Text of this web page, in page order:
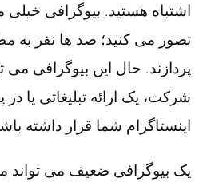
اشتباه هستید. بیوگرافی
تصور می کنید؛ صد ها نفر به
پردازند. حال این بیوگرافی می
شرکت، یک ارائه تبلیغاتی یا در
اینستاگرام شما قرار داشته
یک بیوگرافی ضعیف می تواند